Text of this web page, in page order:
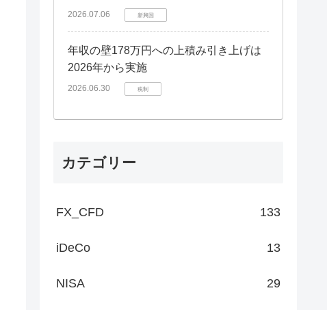
2026.07.06 新興国
年収の壁178万円への上積み引き上げは
2026年から実施
2026.06.30 税制
カテゴリー
FX_CFD 133
iDeCo 13
NISA 29